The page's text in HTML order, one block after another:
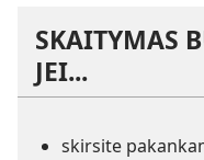
SKAITYMAS
JEI...
skirsite